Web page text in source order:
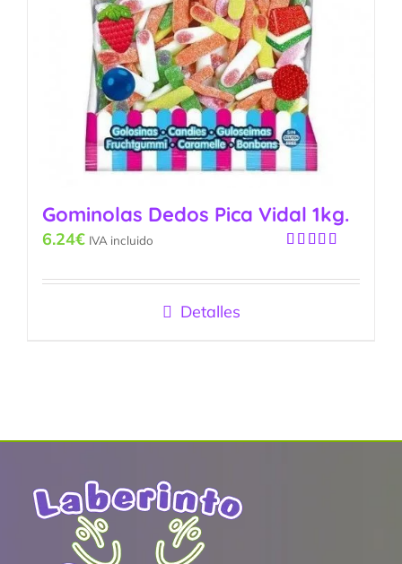
Gominolas Dedos Pica Vidal 1kg.
5
6.24€ IVA incluido
Detalles